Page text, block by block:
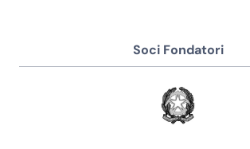
Soci Fondatori